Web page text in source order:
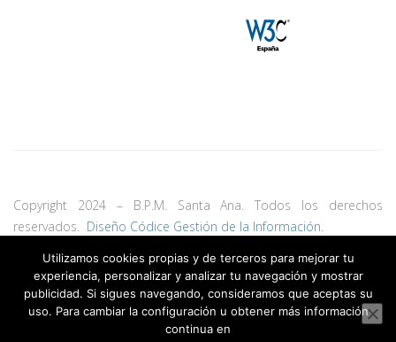
Copyright 2024 – B.P.M. Santa Ana. Todos los derechos
reservados.
Diseño Códice Gestión de la Información.
Utilizamos cookies propias y de terceros para mejorar tu
experiencia, personalizar y analizar tu navegación y mostrar
publicidad. Si sigues navegando, consideramos que aceptas su
uso. Para cambiar la configuración u obtener más información
continua en